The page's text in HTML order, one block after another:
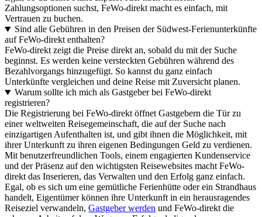
Zahlungsoptionen suchst, FeWo-direkt macht es einfach, mit
Vertrauen zu buchen.
Sind alle Gebühren in den Preisen der Südwest-Ferienunterkünfte
auf FeWo-direkt enthalten?
FeWo-direkt zeigt die Preise direkt an, sobald du mit der Suche
beginnst. Es werden keine versteckten Gebühren während des
Bezahlvorgangs hinzugefügt. So kannst du ganz einfach
Unterkünfte vergleichen und deine Reise mit Zuversicht planen.
Warum sollte ich mich als Gastgeber bei FeWo-direkt
registrieren?
Die Registrierung bei FeWo-direkt öffnet Gastgebern die Tür zu
einer weltweiten Reisegemeinschaft, die auf der Suche nach
einzigartigen Aufenthalten ist, und gibt ihnen die Möglichkeit, mit
ihrer Unterkunft zu ihren eigenen Bedingungen Geld zu verdienen.
Mit benutzerfreundlichen Tools, einem engagierten Kundenservice
und der Präsenz auf den wichtigsten Reisewebsites macht FeWo-
direkt das Inserieren, das Verwalten und den Erfolg ganz einfach.
Egal, ob es sich um eine gemütliche Ferienhütte oder ein Strandhaus
handelt, Eigentümer können ihre Unterkunft in ein herausragendes
Reiseziel verwandeln, Gastgeber werden und FeWo-direkt die